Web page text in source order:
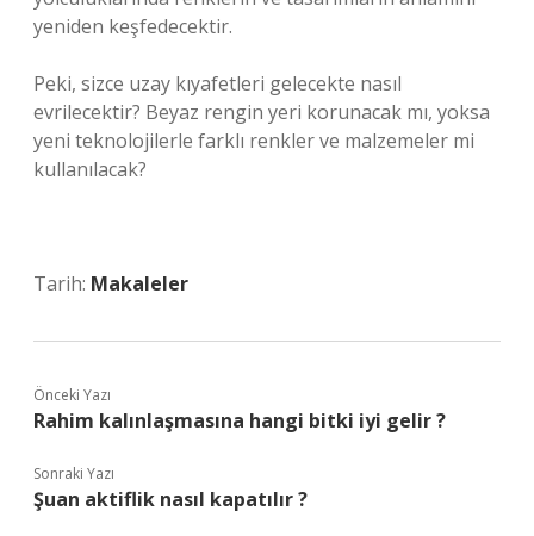
yeniden keşfedecektir.
Peki, sizce uzay kıyafetleri gelecekte nasıl
evrilecektir? Beyaz rengin yeri korunacak mı, yoksa
yeni teknolojilerle farklı renkler ve malzemeler mi
kullanılacak?
Tarih: Makaleler
Önceki Yazı
Rahim kalınlaşmasına hangi bitki iyi gelir ?
Sonraki Yazı
Şuan aktiflik nasıl kapatılır ?